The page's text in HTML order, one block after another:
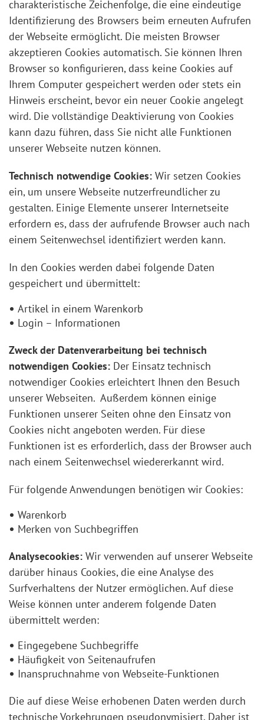
charakteristische Zeichenfolge, die eine eindeutige
Identifizierung des Browsers beim erneuten Aufrufen
der Webseite ermöglicht. Die meisten Browser
akzeptieren Cookies automatisch. Sie können Ihren
Browser so konfigurieren, dass keine Cookies auf
Ihrem Computer gespeichert werden oder stets ein
Hinweis erscheint, bevor ein neuer Cookie angelegt
wird. Die vollständige Deaktivierung von Cookies
kann dazu führen, dass Sie nicht alle Funktionen
unserer Webseite nutzen können.
Technisch notwendige Cookies: Wir setzen Cookies
ein, um unsere Webseite nutzerfreundlicher zu
gestalten. Einige Elemente unserer Internetseite
erfordern es, dass der aufrufende Browser auch nach
einem Seitenwechsel identifiziert werden kann.
In den Cookies werden dabei folgende Daten
gespeichert und übermittelt:
Artikel in einem Warenkorb
Login – Informationen
Zweck der Datenverarbeitung bei technisch
notwendigen Cookies: Der Einsatz technisch
notwendiger Cookies erleichtert Ihnen den Besuch
unserer Webseiten. Außerdem können einige
Funktionen unserer Seiten ohne den Einsatz von
Cookies nicht angeboten werden. Für diese
Funktionen ist es erforderlich, dass der Browser auch
nach einem Seitenwechsel wiedererkannt wird.
Für folgende Anwendungen benötigen wir Cookies:
Warenkorb
Merken von Suchbegriffen
Analysecookies: Wir verwenden auf unserer Webseite
darüber hinaus Cookies, die eine Analyse des
Surfverhaltens der Nutzer ermöglichen. Auf diese
Weise können unter anderem folgende Daten
übermittelt werden:
Eingegebene Suchbegriffe
Häufigkeit von Seitenaufrufen
Inanspruchnahme von Webseite-Funktionen
Die auf diese Weise erhobenen Daten werden durch
technische Vorkehrungen pseudonymisiert. Daher ist